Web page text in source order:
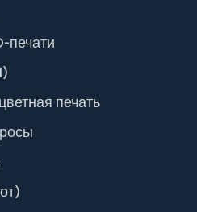
печати
печать